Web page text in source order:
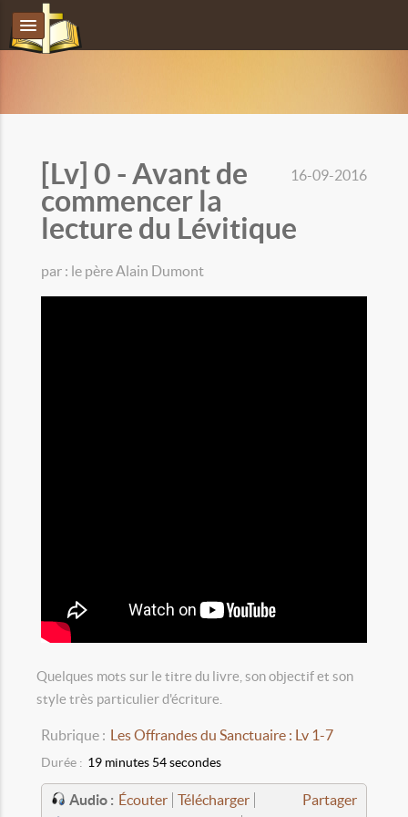
16-09-2016
[Lv] 0 - Avant de
commencer la
lecture du Lévitique
par : le père Alain Dumont
Quelques mots sur le titre du livre, son objectif et son
style très particulier d'écriture.
Rubrique : Les Offrandes du Sanctuaire : Lv 1-7
Durée : 19 minutes 54 secondes
Partager
Audio : Écouter Télécharger